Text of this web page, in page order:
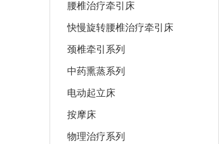
腰椎治疗牵引床
快慢旋转腰椎治疗牵引床
颈椎牵引系列
中药熏蒸系列
电动起立床
按摩床
物理治疗系列